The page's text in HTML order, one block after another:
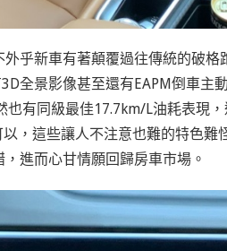
乎新車有著顛覆過往傳統的破格
全景影像甚至還有EAPM倒車主
也有同級最佳17.7km/L油耗表現
，這些讓人不注意也難的特色
進而心甘情願回歸房車市場。